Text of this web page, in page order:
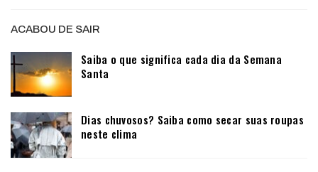
ACABOU DE SAIR
Saiba o que significa cada dia da Semana
Santa
Dias chuvosos? Saiba como secar suas roupas
neste clima